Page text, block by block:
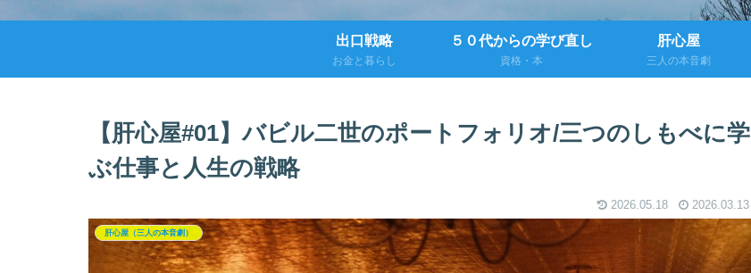
出口戦略
お金と暮らし
５０代からの学び直し
資格・本
肝心屋
三人の本音劇
【肝心屋#01】バビル二世のポートフォリオ/三つのしもべに学
ぶ仕事と人生の戦略
2026.05.18 2026.03.13
肝心屋（三人の本音劇）